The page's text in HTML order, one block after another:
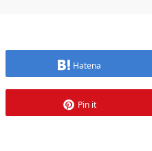
Hatena
Pin it